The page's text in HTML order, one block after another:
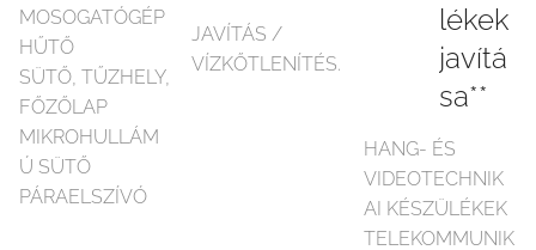
MOSOGATÓGÉP
HŰTŐ
SÜTŐ, TŰZHELY,
FŐZŐLAP
MIKROHULLÁM
Ú SÜTŐ
PÁRAELSZÍVÓ
JAVÍTÁS /
VÍZKŐTLENÍTÉS.
lékek
javítá
sa**
HANG- ÉS
VIDEOTECHNIK
AI KÉSZÜLÉKEK
TELEKOMMUNIK